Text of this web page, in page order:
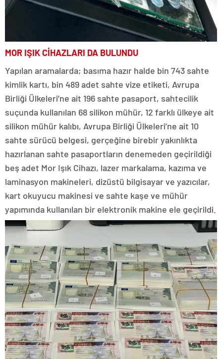
MOR IŞIK CİHAZLARI DA BULUNDU
Yapılan aramalarda; basıma hazır halde bin 743 sahte
kimlik kartı, bin 489 adet sahte vize etiketi, Avrupa
Birliği Ülkeleri’ne ait 196 sahte pasaport, sahtecilik
suçunda kullanılan 68 silikon mühür, 12 farklı ülkeye ait
silikon mühür kalıbı, Avrupa Birliği Ülkeleri’ne ait 10
sahte sürücü belgesi, gerçeğine birebir yakınlıkta
hazırlanan sahte pasaportların denemeden geçirildiği
beş adet Mor Işık Cihazı, lazer markalama, kazıma ve
laminasyon makineleri, dizüstü bilgisayar ve yazıcılar,
kart okuyucu makinesi ve sahte kaşe ve mühür
yapımında kullanılan bir elektronik makine ele geçirildi.